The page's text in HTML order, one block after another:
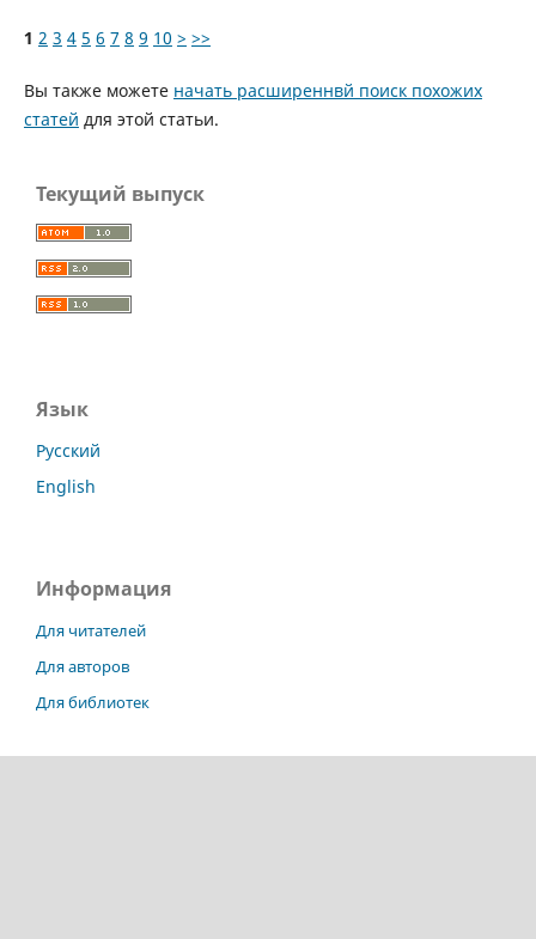
1 2 3 4 5 6 7 8 9 10 > >>
Вы также можете начать расширеннвй поиск похожих
статей для этой статьи.
Текущий выпуск
Язык
Русский
English
Информация
Для читателей
Для авторов
Для библиотек